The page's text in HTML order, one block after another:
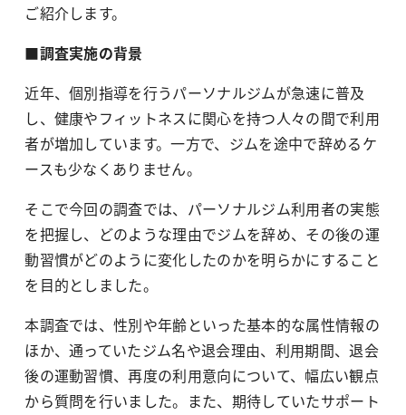
ご紹介します。
■調査実施の背景
近年、個別指導を行うパーソナルジムが急速に普及
し、健康やフィットネスに関心を持つ人々の間で利用
者が増加しています。一方で、ジムを途中で辞めるケ
ースも少なくありません。
そこで今回の調査では、パーソナルジム利用者の実態
を把握し、どのような理由でジムを辞め、その後の運
動習慣がどのように変化したのかを明らかにすること
を目的としました。
本調査では、性別や年齢といった基本的な属性情報の
ほか、通っていたジム名や退会理由、利用期間、退会
後の運動習慣、再度の利用意向について、幅広い観点
から質問を行いました。また、期待していたサポート